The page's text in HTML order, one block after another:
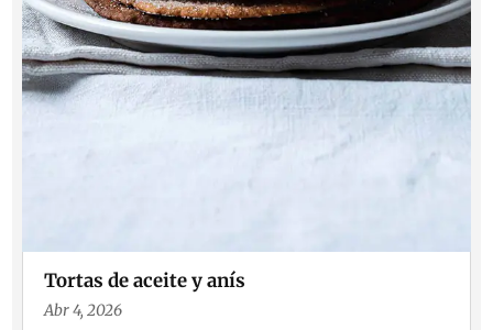
Tortas de aceite y anís
Abr 4, 2026